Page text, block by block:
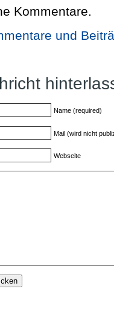
Kommentare.
und
Name (required)
Mail (wird nicht
Webseite